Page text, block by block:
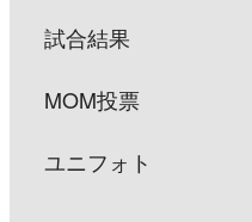
試合結果
MOM投票
ユニフォト